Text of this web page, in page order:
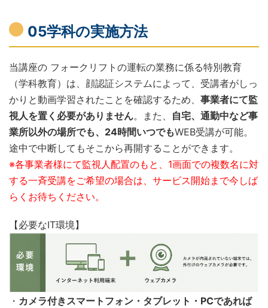
05学科の実施方法
当講座の フォークリフトの運転の業務に係る特別教育
（学科教育）は、顔認証システムによって、受講者がしっ
かりと動画学習されたことを確認するため、 事業者にて監
視人を置く必要がありません。また、 自宅、通勤中など事
業所以外の場所でも、24時間いつでもWEB受講が可能。
途中で中断してもそこから再開することができます。
※各事業者様にて監視人配置のもと、1画面での複数名に対
する一斉受講をご希望の場合は、サービス開始まで今しば
らくお待ちください。
【必要なIT環境】
・ カメラ付きスマートフォン・タブレット・PCであれば